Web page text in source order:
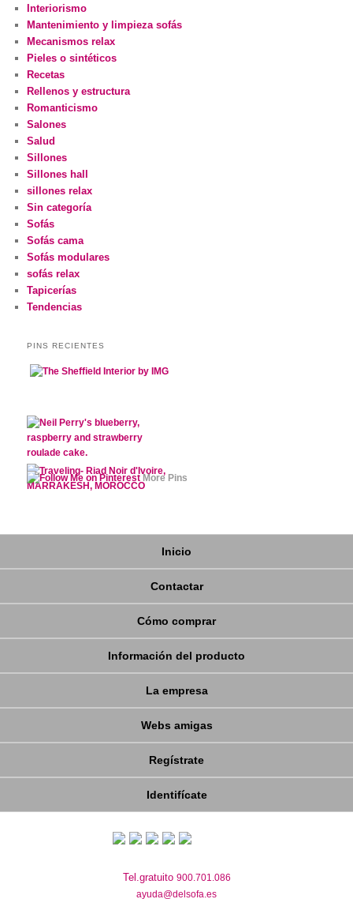
Interiorismo
Mantenimiento y limpieza sofás
Mecanismos relax
Pieles o sintéticos
Recetas
Rellenos y estructura
Romanticismo
Salones
Salud
Sillones
Sillones hall
sillones relax
Sin categoría
Sofás
Sofás cama
Sofás modulares
sofás relax
Tapicerías
Tendencias
PINS RECIENTES
More Pins
Inicio
Contactar
Cómo comprar
Información del producto
La empresa
Webs amigas
Regístrate
Identifícate
Tel.gratuito 900.701.086
ayuda@delsofa.es